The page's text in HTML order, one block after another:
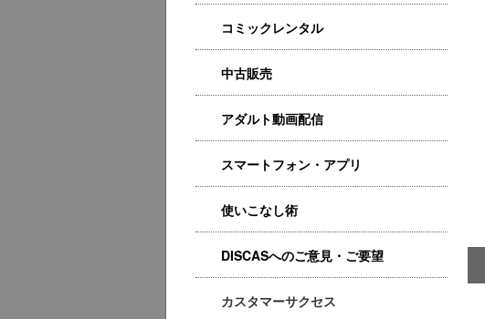
コミックレンタル
中古販売
アダルト動画配信
スマートフォン・アプリ
使いこなし術
DISCASへのご意見・ご要望
カスタマーサクセス